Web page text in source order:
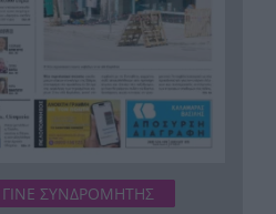
στα πράσα με 106
χασίς σε
σχολείου στο
«Aκυβέρνητο»
έκοψε στύλο
ΓΙΝΕ ΣΥΝΔΡΟΜΗΤΗΣ